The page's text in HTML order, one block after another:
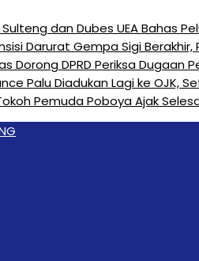
dan Dubes UEA Bahas
Darurat Gempa Sigi
Dorong DPRD Periksa Dugaan
Palu Diadukan Lagi ke OJK,
Pemuda Poboya Ajak